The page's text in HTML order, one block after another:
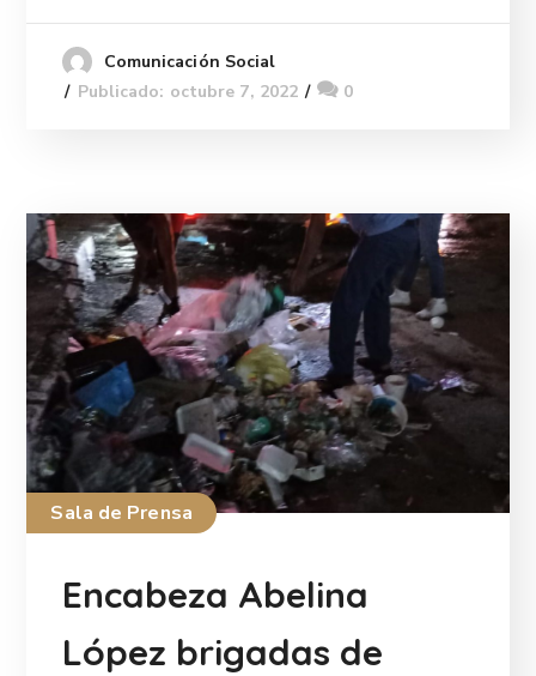
Comunicación Social
Publicado: octubre 7, 2022
0
Sala de Prensa
Encabeza Abelina
López brigadas de